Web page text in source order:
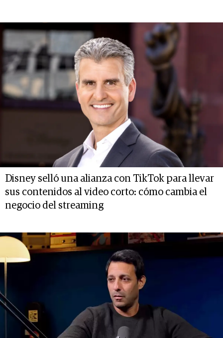
Disney selló una alianza con TikTok para llevar
sus contenidos al video corto: cómo cambia el
negocio del streaming